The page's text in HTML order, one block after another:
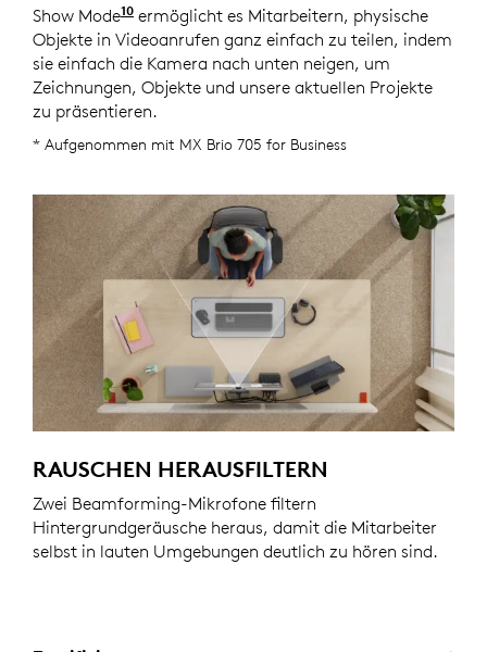
Show Mode10 Verfügbar mit Logi Tune. Logi Tune ist
ermöglicht es Mitarbeitern, physische
Objekte in Videoanrufen ganz einfach zu teilen, indem
sie einfach die Kamera nach unten neigen, um
Zeichnungen, Objekte und unsere aktuellen Projekte
zu präsentieren.
* Aufgenommen mit MX Brio 705 for Business
RAUSCHEN HERAUSFILTERN
Zwei Beamforming-Mikrofone filtern
Hintergrundgeräusche heraus, damit die Mitarbeiter
selbst in lauten Umgebungen deutlich zu hören sind.